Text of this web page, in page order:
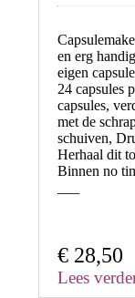
en erg
eigen
24 capsules
capsules,
met de
schuiven,
Herhaal dit
Binnen no
€ 28,50
Lees